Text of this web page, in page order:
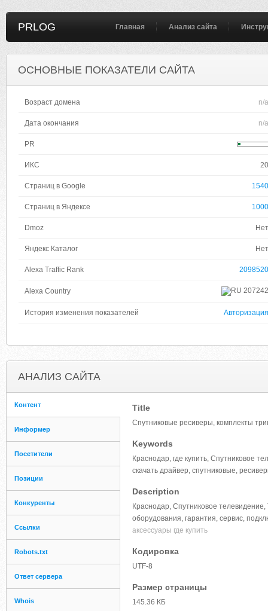
PRLOG Главная Анализ сайта
ОСНОВНЫЕ ПОКАЗАТЕЛИ САЙТА
Возраст домена n/a
Дата окончания n/a
PR
ИКС 20
Страниц в Google 1540
Страниц в Яндексе 1000
Dmoz Нет
Яндекс Каталог Нет
Alexa Traffic Rank 2098520
Alexa Country 207242
История изменения показателей Авторизация
АНАЛИЗ САЙТА
Контент
Информер
Посетители
Позиции
Конкуренты
Ссылки
Robots.txt
Ответ сервера
Whois
Title
Спутниковые ресиверы, комплекты
Keywords
Краснодар, где купить, Спутниковое
скачать драйвер, спутниковые,
Description
Краснодар, Спутниковое
оборудования, гарантия, сервис,
аксессуары где купить
Кодировка
UTF-8
Размер страницы
145.36 КБ